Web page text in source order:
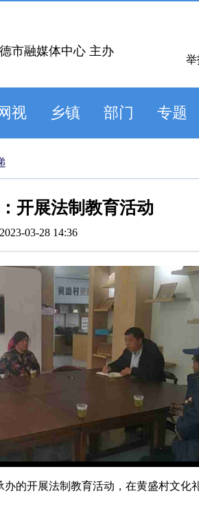
举
市融媒体中心 主办
视 乡镇 部门 专题
开展法制教育活动
2023-03-28 14:36
的开展法制教育活动，在黄盛村文化